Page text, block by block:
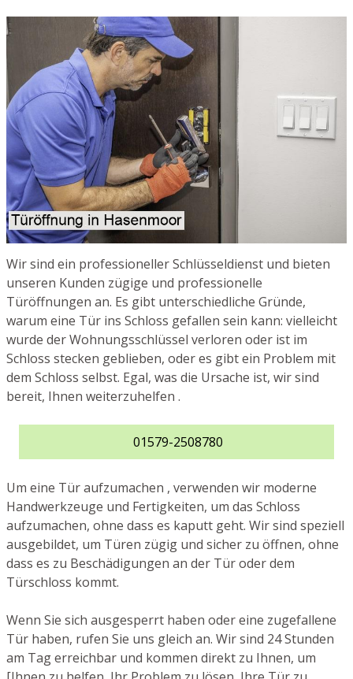
Wir sind ein professioneller Schlüsseldienst und bieten
unseren Kunden zügige und professionelle
Türöffnungen an. Es gibt unterschiedliche Gründe,
warum eine Tür ins Schloss gefallen sein kann: vielleicht
wurde der Wohnungsschlüssel verloren oder ist im
Schloss stecken geblieben, oder es gibt ein Problem mit
dem Schloss selbst. Egal, was die Ursache ist, wir sind
bereit, Ihnen weiterzuhelfen .
01579-2508780
Um eine Tür aufzumachen , verwenden wir moderne
Handwerkzeuge und Fertigkeiten, um das Schloss
aufzumachen, ohne dass es kaputt geht. Wir sind speziell
ausgebildet, um Türen zügig und sicher zu öffnen, ohne
dass es zu Beschädigungen an der Tür oder dem
Türschloss kommt.
Wenn Sie sich ausgesperrt haben oder eine zugefallene
Tür haben, rufen Sie uns gleich an. Wir sind 24 Stunden
am Tag erreichbar und kommen direkt zu Ihnen, um